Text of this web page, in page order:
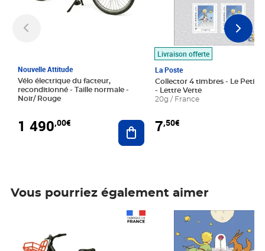
Nouvelle Attitude
Vélo électrique du facteur,
reconditionné - Taille normale -
Noir/ Rouge
1 490,00€ Ajouter au panier
Livraison offerte
La Poste
Collector 4 timbres - Le Petit
- Lettre Verte
20g / France
7,50€
Vous pourriez également aimer
Prix 7,50€